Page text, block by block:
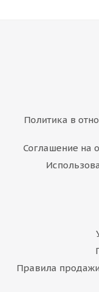
Политика в
Соглашение на
Правила